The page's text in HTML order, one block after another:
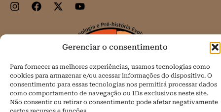
Gerenciar o consentimento
Para fornecer as melhores experiências, usamos tecnologias como
cookies para armazenar e/ou acessar informações do dispositivo. O
consentimento para essas tecnologias nos permitirá processar dados
como comportamento de navegação ou IDs exclusivos neste site.
Não consentir ou retirar o consentimento pode afetar negativamente